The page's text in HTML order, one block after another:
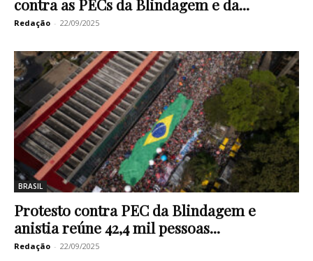
contra as PECs da Blindagem e da...
Redação - 22/09/2025
BRASIL
Protesto contra PEC da Blindagem e
anistia reúne 42,4 mil pessoas...
Redação - 22/09/2025